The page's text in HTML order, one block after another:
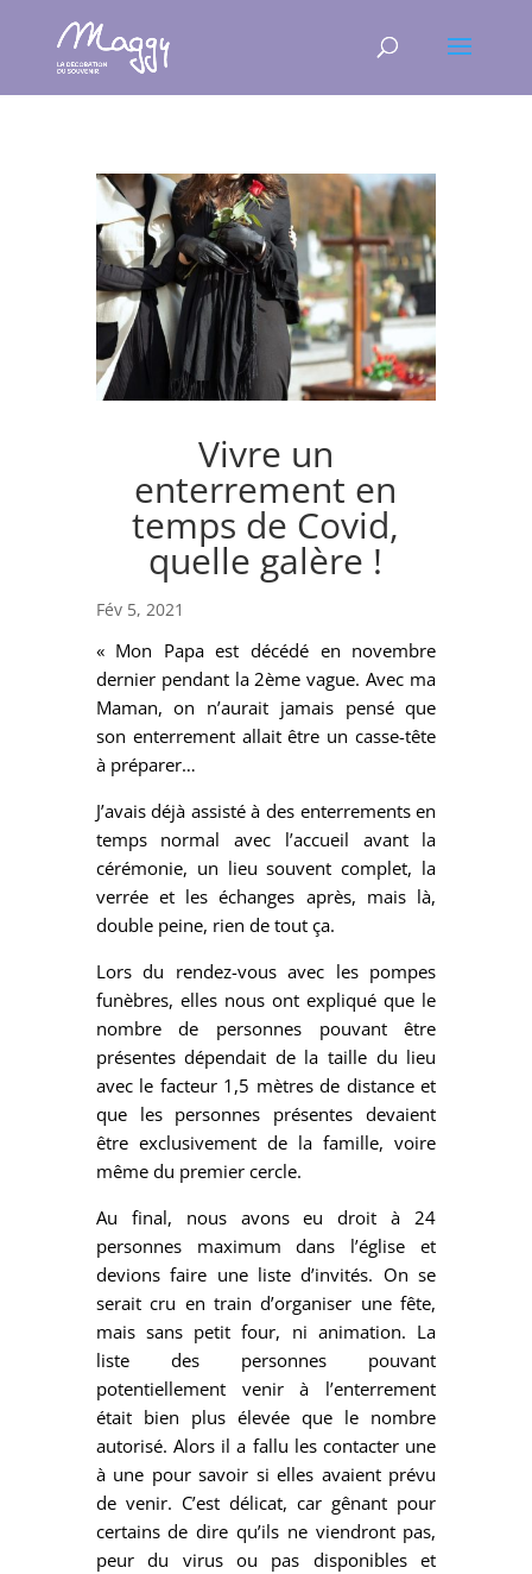
Vivre un
enterrement en
temps de Covid,
quelle galère !
Fév 5, 2021
« Mon Papa est décédé en novembre
dernier pendant la 2ème vague. Avec ma
Maman, on n’aurait jamais pensé que
son enterrement allait être un casse-tête
à préparer…
J’avais déjà assisté à des enterrements en
temps normal avec l’accueil avant la
cérémonie, un lieu souvent complet, la
verrée et les échanges après, mais là,
double peine, rien de tout ça.
Lors du rendez-vous avec les pompes
funèbres, elles nous ont expliqué que le
nombre de personnes pouvant être
présentes dépendait de la taille du lieu
avec le facteur 1,5 mètres de distance et
que les personnes présentes devaient
être exclusivement de la famille, voire
même du premier cercle.
Au final, nous avons eu droit à 24
personnes maximum dans l’église et
devions faire une liste d’invités. On se
serait cru en train d’organiser une fête,
mais sans petit four, ni animation. La
liste des personnes pouvant
potentiellement venir à l’enterrement
était bien plus élevée que le nombre
autorisé. Alors il a fallu les contacter une
à une pour savoir si elles avaient prévu
de venir. C’est délicat, car gênant pour
certains de dire qu’ils ne viendront pas,
peur du virus ou pas disponibles et